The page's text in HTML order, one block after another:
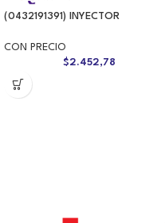
(0432191391) INYECTOR
CON PRECIO
$2.452,78